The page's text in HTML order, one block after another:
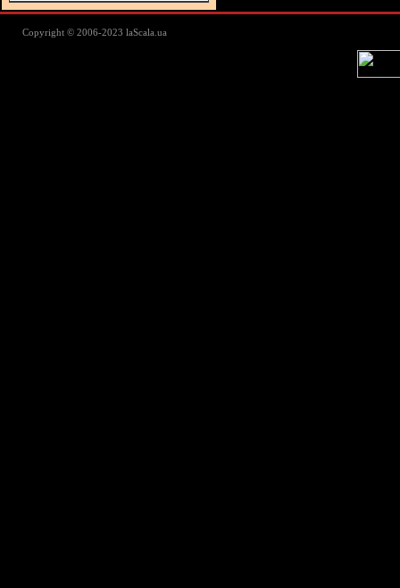
Copyright © 2006-2023 laScala.ua